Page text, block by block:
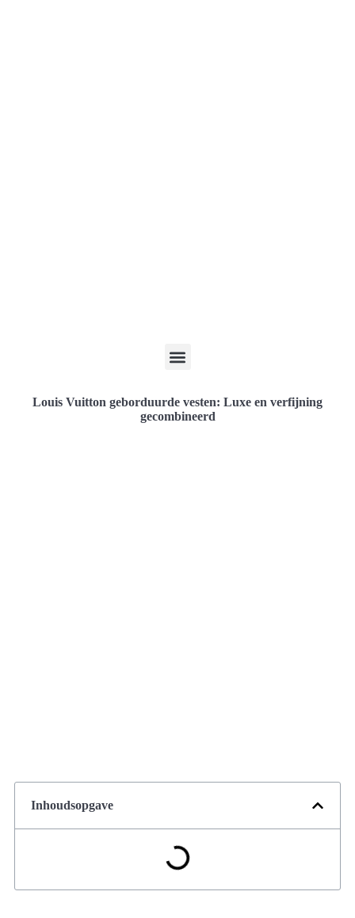
Louis Vuitton geborduurde vesten: Luxe en verfijning
gecombineerd
Inhoudsopgave